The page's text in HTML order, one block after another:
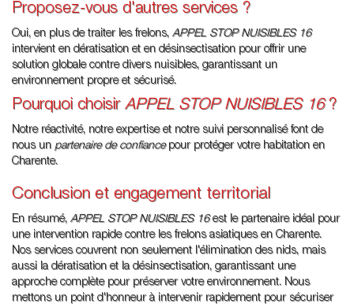
Proposez-vous d'autres services ?
Oui, en plus de traiter les frelons, APPEL STOP NUISIBLES 16
intervient en dératisation et en désinsectisation pour offrir une
solution globale contre divers nuisibles, garantissant un
environnement propre et sécurisé.
Pourquoi choisir APPEL STOP NUISIBLES 16?
Notre réactivité, notre expertise et notre suivi personnalisé font de
nous un partenaire de confiancepour protéger votre habitation en
Charente.
Conclusion et engagement territorial
En résumé, APPEL STOP NUISIBLES 16est le partenaire idéal pour
une intervention rapide contre les frelons asiatiques en Charente.
Nos services couvrent non seulement l'élimination des nids, mais
aussi la dératisation et la désinsectisation, garantissant une
approche complète pour préserver votre environnement. Nous
mettons un point d'honneur à intervenir rapidement pour sécuriser